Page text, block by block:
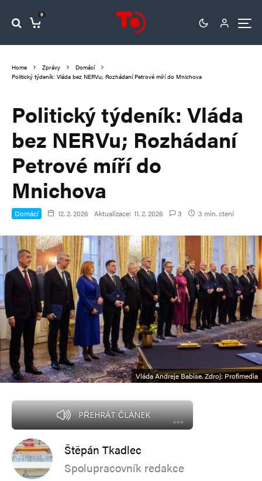
0
Home Zprávy
Domácí
Politický týdeník: Vláda bez NERVu; Rozhádaní Petrové míří do Mnichova
Politický týdeník: Vláda
bez NERVu; Rozhádaní
Petrové míří do
Mnichova
Domácí 12. 2. 2026 Aktualizace: 11. 2. 2026 3 3 min. čtení
Vláda Andreje Babiše. Zdroj: Profimedia
PŘEHRÁT ČLÁNEK
Štěpán Tkadlec
Spolupracovník redakce